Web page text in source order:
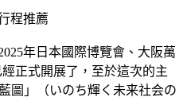
年日本國際博覽會、大阪萬
正式開展了，至於這次的主
圖」（いのち輝く未来社会の